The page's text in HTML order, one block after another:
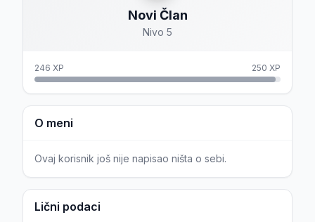
Novi Član
Nivo 5
246 XP 250 XP
O meni
Ovaj korisnik još nije napisao ništa o sebi.
Lični podaci